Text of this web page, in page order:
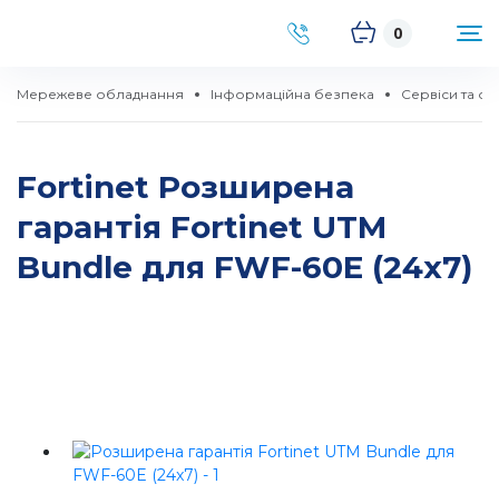
0
Мережеве обладнання Інформаційна безпека Сервіси та
Fortinet Розширена
гарантія Fortinet UTM
Bundle для FWF-60E (24x7)